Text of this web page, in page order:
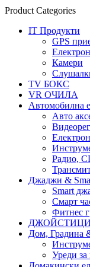
Product Categories
IT Продукти
GPS
Камери
TV БОКС
VR ОЧИЛА
Автомобилна
Авто
Радио,
Джаджи &
Smart
Смарт
Фитнес
ДЖОЙСТИЦИ
Дом, Градина
Уреди за